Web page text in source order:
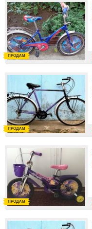
ПРОДАМ
ПРОДАМ
ПРОДАМ